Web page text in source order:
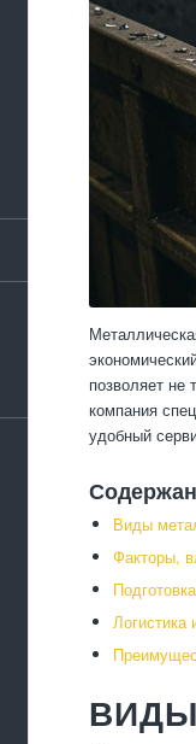
позволяет
компания
удобный
Виды
Факторы,
Логистика